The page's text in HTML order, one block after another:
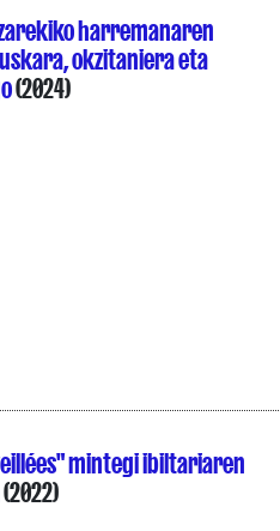
harremanaren
okzitaniera eta
(2024)
mintegi ibiltariaren
(2022)